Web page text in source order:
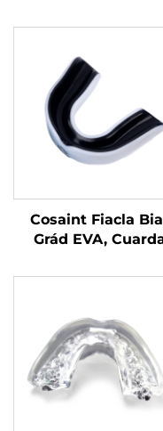
Cosaint Fiacla
Grád EVA,
Cobhrú Spóirt do